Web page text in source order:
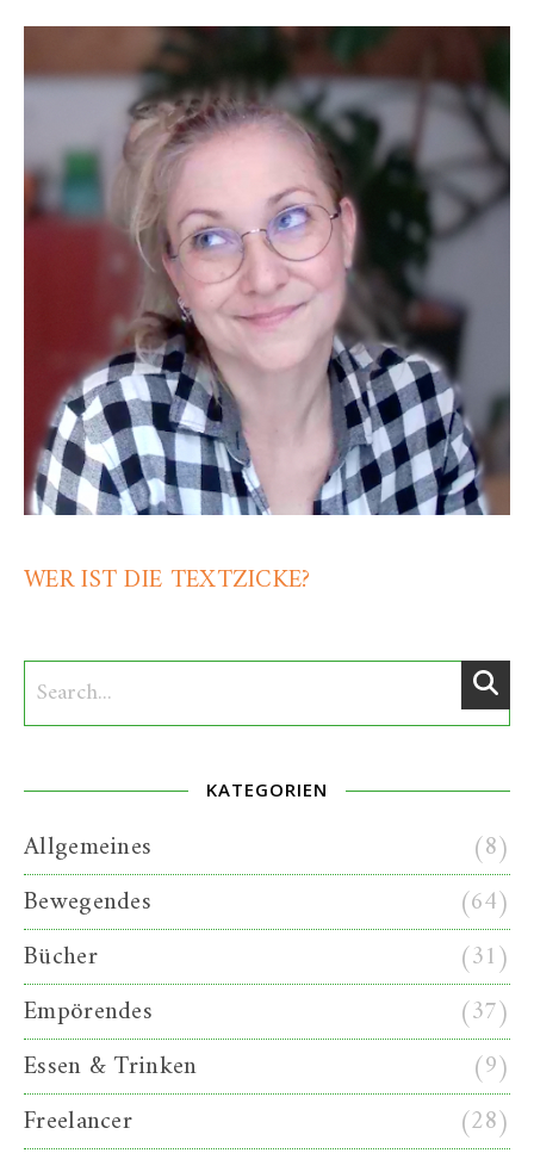
WER IST DIE TEXTZICKE?
KATEGORIEN
Allgemeines
(8)
Bewegendes
(64)
Bücher
(31)
Empörendes
(37)
Essen & Trinken
(9)
Freelancer
(28)